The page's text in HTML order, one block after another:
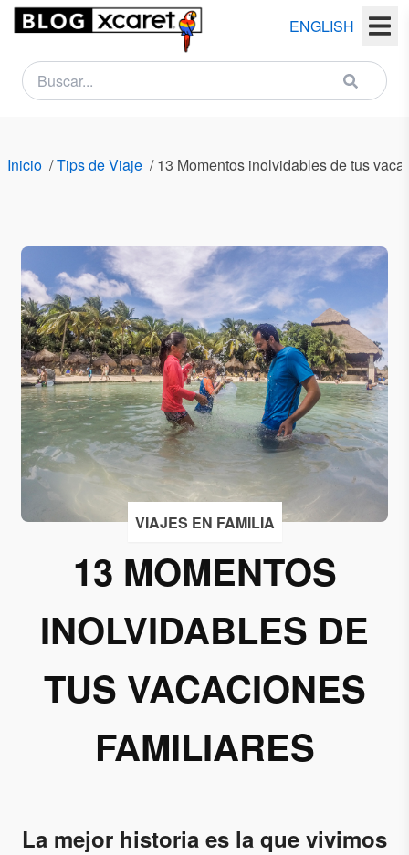
ENGLISH
Inicio /Tips de Viaje /13 Momentos inolvidables de tus
VIAJES EN FAMILIA
13 MOMENTOS
INOLVIDABLES DE
TUS VACACIONES
FAMILIARES
La mejor historia es la que vivimos
NEWSLETTER
Nombre
Email
País
Acepto
recibir
Xcaret
permiso
para
suscribirme
a esta lista